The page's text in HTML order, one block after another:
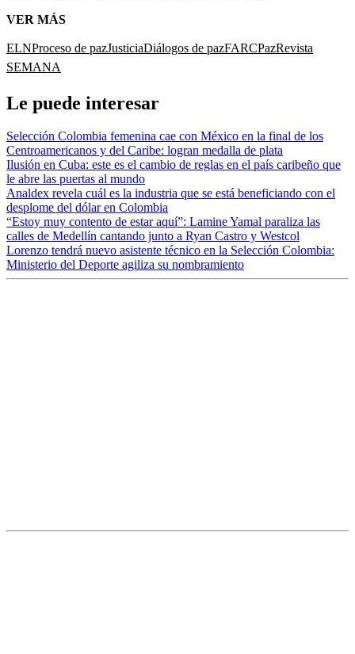
VER MÁS
ELNProceso de pazJusticiaDiálogos de pazFARCPazRevista
SEMANA
Le puede interesar
Selección Colombia femenina cae con México en la final de los
Centroamericanos y del Caribe: logran medalla de plata
Ilusión en Cuba: este es el cambio de reglas en el país caribeño que
le abre las puertas al mundo
Analdex revela cuál es la industria que se está beneficiando con el
desplome del dólar en Colombia
“Estoy muy contento de estar aquí”: Lamine Yamal paraliza las
calles de Medellín cantando junto a Ryan Castro y Westcol
Lorenzo tendrá nuevo asistente técnico en la Selección Colombia:
Ministerio del Deporte agiliza su nombramiento